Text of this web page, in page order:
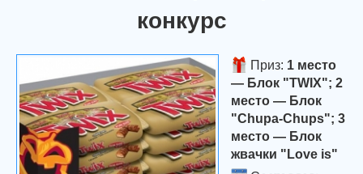
конкурс
Приз: 1 место
— Блок "TWIX"; 2
место — Блок
"Chupa-Chups"; 3
место — Блок
жвачки "Love is"